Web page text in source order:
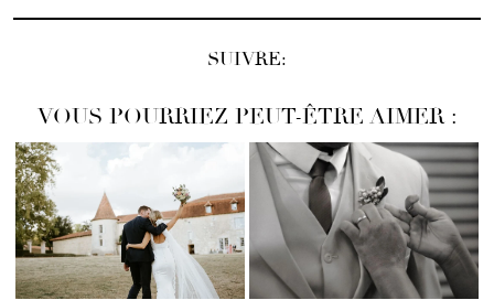
SUIVRE:
VOUS POURRIEZ PEUT-ÊTRE AIMER :